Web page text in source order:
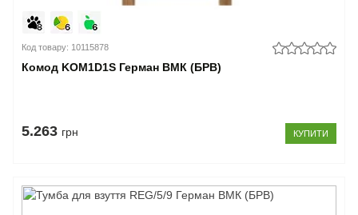
Код товару: 10115878
Комод KOM1D1S Герман ВМК (БРВ)
5.263 грн КУПИТИ